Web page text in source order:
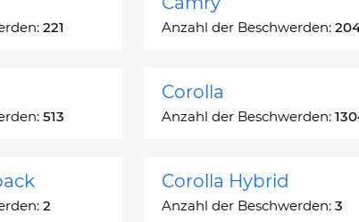
221 Anzahl der Beschwerden:
513
Corolla
Anzahl der Beschwerden:
2
Corolla Hybrid
Anzahl der Beschwerden: 3